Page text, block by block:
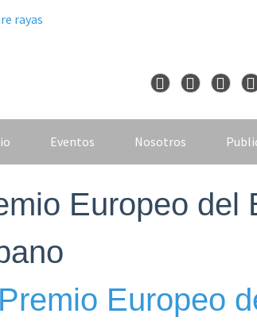
Eventos Nosotros
Europeo del
Europeo